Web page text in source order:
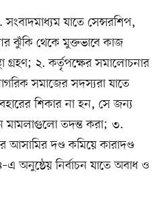
যাতে সেন্সরশিপ,
ঝুঁকি থেকে মুক্তভাবে কাজ
গ্রহণ; ২. কর্তৃপক্ষের সমালোচনার
সমাজের সদস্যরা যাতে
শিকার না হন, সে জন্য
মামলাগুলো তদন্ত করা; ৩.
দণ্ড কমিয়ে কারাদণ্ড
অনুষ্ঠেয় নির্বাচন যাতে অবাধ ও